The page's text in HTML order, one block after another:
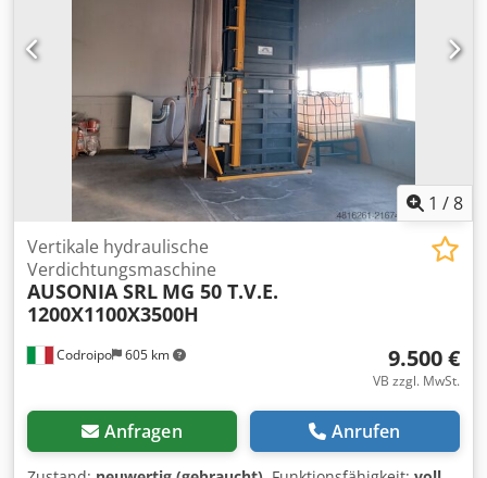
1 /8
Codroipo 605 km
Vertikale hydraulische
Verdichtungsmaschine
AUSONIA SRL MG 50 T.V.E.
1200X1100X3500H
9.500 €
VB zzgl. MwSt.
Anfragen Anrufen